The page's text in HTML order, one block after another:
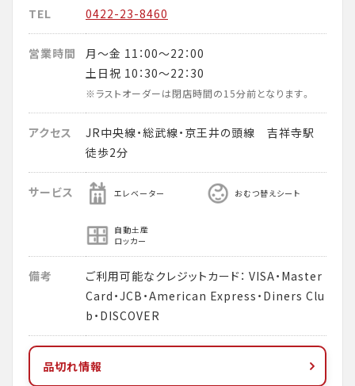
TEL 0422-23-8460
営業時間
月～金 11：00～22：00
土日祝 10：30～22：30
※ラストオーダーは閉店時間の15分前となります。
アクセス
JR中央線・総武線・京王井の頭線 吉祥寺駅
徒歩2分
サービス エレベーター おむつ替えシート
自動土産
ロッカー
備考
ご利用可能なクレジットカード： VISA・Master
Card・JCB・American Express・Diners Clu
b・DISCOVER
品切れ情報